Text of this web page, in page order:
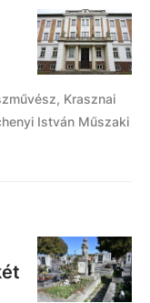
Krasznai
István Műszaki